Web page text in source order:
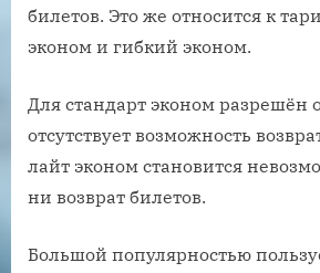
билетов. Это же относится к
эконом и гибкий эконом.
Для стандарт эконом разрешён
отсутствует возможность
лайт эконом становится
ни возврат билетов.
Большой популярностью